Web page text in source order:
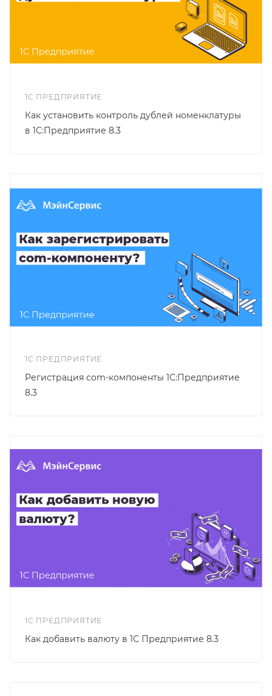
1С ПРЕДПРИЯТИЕ
Как установить контроль дублей номенклатуры
в 1С:Предприятие 8.3
1С ПРЕДПРИЯТИЕ
Регистрация com-компоненты 1С:Предприятие
8.3
1С ПРЕДПРИЯТИЕ
Как добавить валюту в 1С Предприятие 8.3